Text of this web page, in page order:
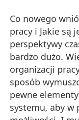
Co nowego
pracy i Jakie są
perspektywy
bardzo dużo.
organizacji
sposób
pewne
systemu, aby w